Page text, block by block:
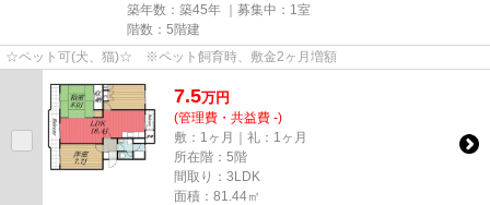
築年数：築45年 ｜募集中： 1室
階数：5階建
☆ペット可(犬、猫)☆ ※ペット飼育時、敷金2ヶ月増額
7.5万円
(管理費・共益費 -)
敷：1ヶ月｜礼：1ヶ月
所在階：5階
間取り：3LDK
面積：81.44㎡